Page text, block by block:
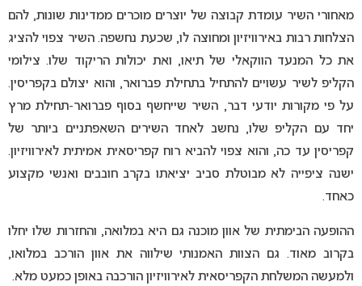
מאחורי השיר עומדת קבוצה של יוצרים מוכרים ממדינות שונות, להם
הצלחות רבות באירוויזיון ומחוצה לו, שכעת נחשפה. השיר צפוי להציג
את כל המנעד הווקאלי של תיאו, ואת יכולות הריקוד שלו. צילומי
הקליפ לשיר עשויים להתחיל בתחילת פברואר, והוא יצולם בקפריסין.
על פי מקורות יודעי דבר, השיר שייחשף בסוף פברואר-תחילת מרץ
יחד עם הקליפ שלו, נחשב לאחד השירים השאפתניים ביותר של
קפריסין עד כה, והוא צפוי להביא רוח קפריסאית אמיתית לאירוויזיון.
ישנה ציפייה לא מבוטלת סביב יציאתו בקרב חובבים ואנשי מקצוע
כאחד.
ההופעה הבימתית של אוון מוכנה גם היא במלואה, והחזרות שלו יחלו
בקרוב מאוד. גם הצוות האמנותי שילווה את אוון הורכב במלואו,
ולמעשה המשלחת הקפריסאית לאירוויזיון הורכבה באופן כמעט מלא.